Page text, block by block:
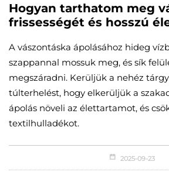
Hogyan tarthatom meg
frissességét és hosszú
A vászontáska ápolásához hideg
szappannal mossuk meg, és sík
megszáradni. Kerüljük a nehéz
túlterhelést, hogy elkerüljük a
ápolás növeli az élettartamot, és
textilhulladékot.
2025-09-23